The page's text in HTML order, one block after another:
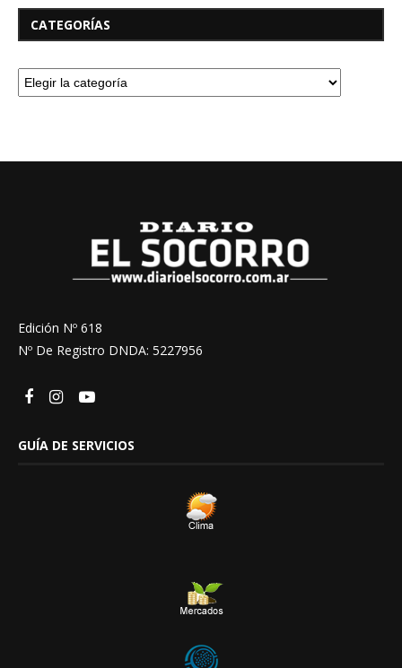
CATEGORÍAS
Edición Nº 618
Nº De Registro DNDA: 5227956
GUÍA DE SERVICIOS